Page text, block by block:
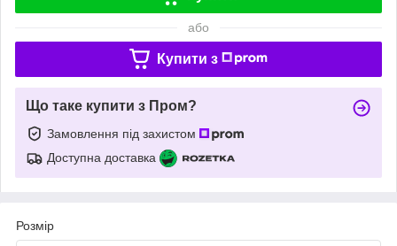
або
Купити з
Що таке купити з Пром?
Замовлення під захистом
Доступна доставка
Розмір